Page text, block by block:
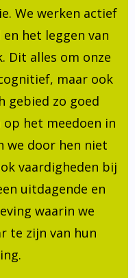
We werken actief
het leggen van
Dit alles om onze
maar ook
gebied zo goed
het meedoen in
we door hen niet
vaardigheden bij
uitdagende en
waarin we
te zijn van hun